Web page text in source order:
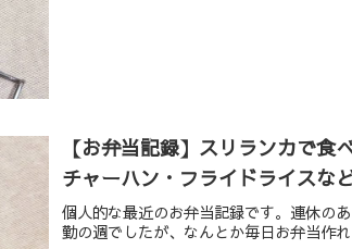
【お弁当記録】スリランカで食
チャーハン・フライドライスな
個人的な最近のお弁当記録です。連休の
勤の週でしたが、なんとか毎日お弁当作れ